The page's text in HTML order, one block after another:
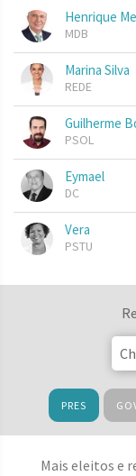
Henrique
MDB
Marina Silva
REDE
Guilherme
PSOL
Eymael
DC
Vera
PSTU
PRES
Mais eleitos e